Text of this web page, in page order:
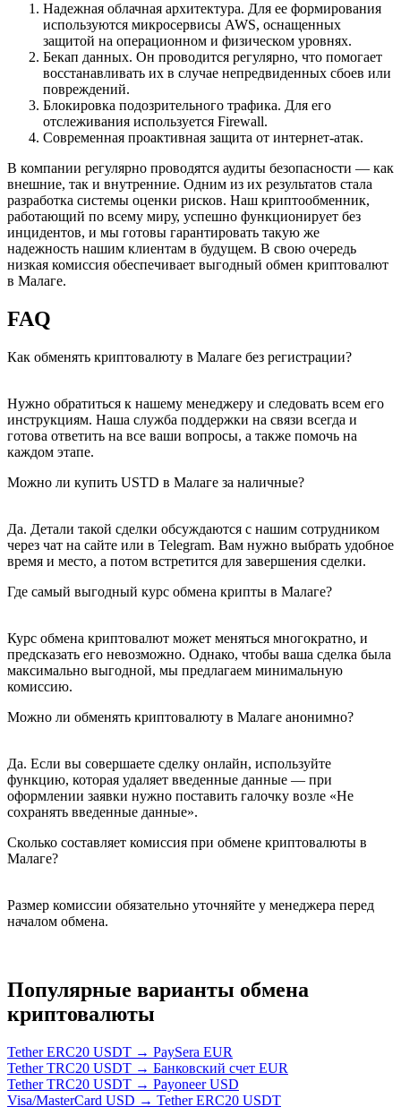
Надежная облачная архитектура. Для ее формирования
используются микросервисы AWS, оснащенных
защитой на операционном и физическом уровнях.
Бекап данных. Он проводится регулярно, что помогает
восстанавливать их в случае непредвиденных сбоев или
повреждений.
Блокировка подозрительного трафика. Для его
отслеживания используется Firewall.
Современная проактивная защита от интернет-атак.
В компании регулярно проводятся аудиты безопасности — как
внешние, так и внутренние. Одним из их результатов стала
разработка системы оценки рисков. Наш криптообменник,
работающий по всему миру, успешно функционирует без
инцидентов, и мы готовы гарантировать такую же
надежность нашим клиентам в будущем. В свою очередь
низкая комиссия обеспечивает выгодный обмен криптовалют
в Малаге.
FAQ
Как обменять криптовалюту в Малаге без регистрации?
Нужно обратиться к нашему менеджеру и следовать всем его
инструкциям. Наша служба поддержки на связи всегда и
готова ответить на все ваши вопросы, а также помочь на
каждом этапе.
Можно ли купить USTD в Малаге за наличные?
Да. Детали такой сделки обсуждаются с нашим сотрудником
через чат на сайте или в Telegram. Вам нужно выбрать удобное
время и место, а потом встретится для завершения сделки.
Где самый выгодный курс обмена крипты в Малаге?
Курс обмена криптовалют может меняться многократно, и
предсказать его невозможно. Однако, чтобы ваша сделка была
максимально выгодной, мы предлагаем минимальную
комиссию.
Можно ли обменять криптовалюту в Малаге анонимно?
Да. Если вы совершаете сделку онлайн, используйте
функцию, которая удаляет введенные данные — при
оформлении заявки нужно поставить галочку возле «Не
сохранять введенные данные».
Сколько составляет комиссия при обмене криптовалюты в
Малаге?
Размер комиссии обязательно уточняйте у менеджера перед
началом обмена.
Популярные варианты обмена
криптовалюты
Tether ERC20 USDT → PaySera EUR
Tether TRC20 USDT → Банковский счет EUR
Tether TRC20 USDT → Payoneer USD
Visa/MasterCard USD → Tether ERC20 USDT